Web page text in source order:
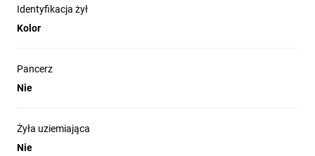
Identyfikacja żył
Kolor
Pancerz
Nie
Żyła uziemiająca
Nie